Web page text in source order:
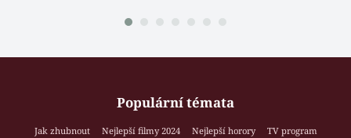
Populární témata
Jak zhubnout Nejlepší filmy 2024 Nejlepší horory
TV program